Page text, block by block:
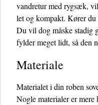
vandretur med rygsæk,
let og kompakt. Kører
Du vil dog måske stadig
fylder meget lidt, så den
Materiale
Materialet i din roben
Nogle materialer er mere